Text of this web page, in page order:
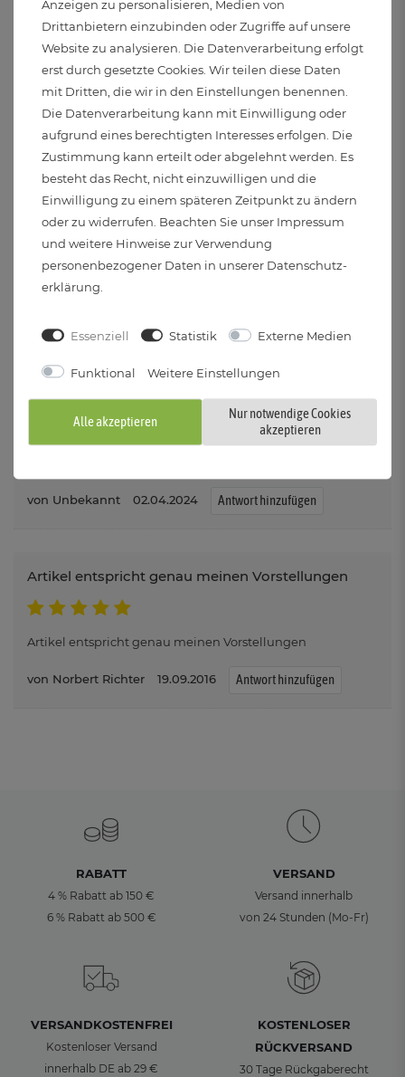
0
REZENSION SENDEN
Gute Qualität zu gutem Preis
Unbekannt 02.04.2024 Antwort hinzufügen
Artikel entspricht genau meinen Vorstellungen
Artikel entspricht genau meinen Vorstellungen
Norbert Richter 19.09.2016 Antwort hinzufügen
Anzeigen zu personalisieren, Medien von
Drittanbietern einzubinden oder Zugriffe auf unsere
Website zu analysieren. Die Datenverarbeitung erfolgt
erst durch gesetzte Cookies. Wir teilen diese Daten
mit Dritten, die wir in den Einstellungen benennen.
Die Datenverarbeitung kann mit Einwilligung oder
aufgrund eines berechtigten Interesses erfolgen. Die
Zustimmung kann erteilt oder abgelehnt werden. Es
besteht das Recht, nicht einzuwilligen und die
Einwilligung zu einem späteren Zeitpunkt zu ändern
oder zu widerrufen. Beachten Sie unser Impressum
und weitere Hinweise zur Verwendung
personenbezogener Daten in unserer Daten­schutz­
erklärung.
Essenziell Statistik Externe Medien
Funktional Weitere Einstellungen
Alle akzeptieren
Nur notwendige Cookies
akzeptieren
RABATT
4 % Rabatt ab 150 €
6 % Rabatt ab 500 €
VERSAND
Versand innerhalb
von 24 Stunden (Mo-Fr)
VERSANDKOSTENFREI
Kostenloser Versand
innerhalb DE ab 29 €
KOSTENLOSER
RÜCKVERSAND
30 Tage Rückgaberecht